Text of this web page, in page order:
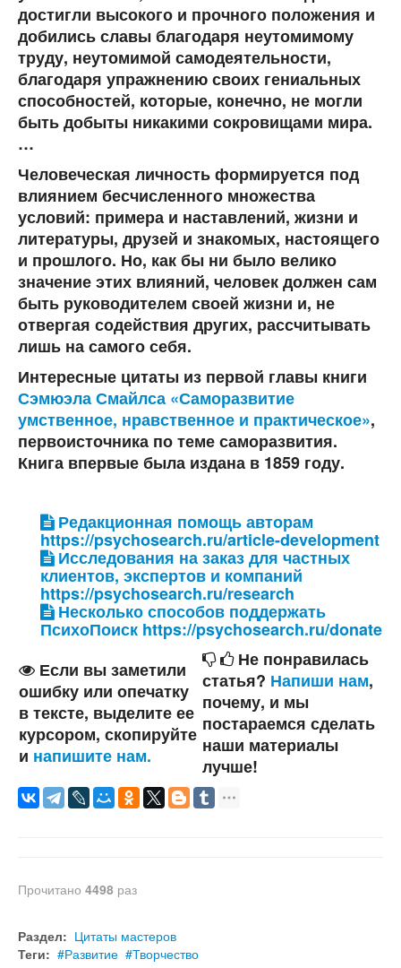
достигли высокого и прочного положения и
добились славы благодаря неутомимому
труду, неутомимой самодеятельности,
благодаря упражнению своих гениальных
способностей, которые, конечно, не могли
быть добыты никакими сокровищами мира.
…
Человеческая личность формируется под
влиянием бесчисленного множества
условий: примера и наставлений, жизни и
литературы, друзей и знакомых, настоящего
и прошлого. Но, как бы ни было велико
значение этих влияний, человек должен сам
быть руководителем своей жизни и, не
отвергая содействия других, рассчитывать
лишь на самого себя.
Интересные цитаты из первой главы книги
Сэмюэла Смайлса «Саморазвитие
умственное, нравственное и практическое»,
первоисточника по теме саморазвития.
Книга впервые была издана в 1859 году.
Редакционная помощь авторам
https://psychosearch.ru/article-development
Исследования на заказ для частных
клиентов, экспертов и компаний
https://psychosearch.ru/research
Несколько способов поддержать
ПсихоПоиск https://psychosearch.ru/donate
Если вы заметили
ошибку или опечатку
в тексте, выделите ее
курсором, скопируйте
и напишите нам.
Не понравилась
статья? Напиши нам,
почему, и мы
постараемся сделать
наши материалы
лучше!
Прочитано 4498 раз
Раздел: Цитаты мастеров
Теги:
Развитие Творчество